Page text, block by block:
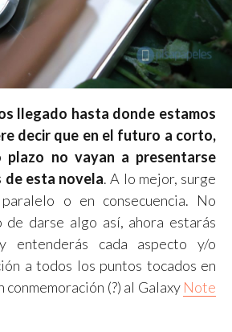
llegado hasta donde estamos
decir que en el futuro a corto,
plazo no vayan a presentarse
esta novela. A lo mejor, surge
o en consecuencia. No
de darse algo así, ahora estarás
entenderás cada aspecto y/o
a todos los puntos tocados en
(?) al Galaxy Note